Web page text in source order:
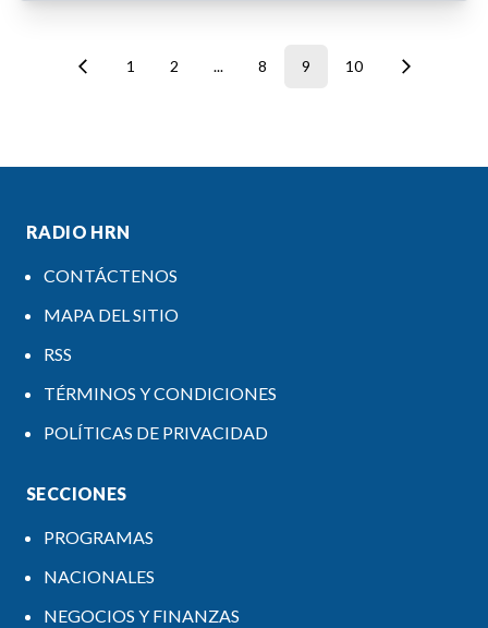
1 2 ... 8 9 10
RADIO HRN
CONTÁCTENOS
MAPA DEL SITIO
RSS
TÉRMINOS Y CONDICIONES
POLÍTICAS DE PRIVACIDAD
SECCIONES
PROGRAMAS
NACIONALES
NEGOCIOS Y FINANZAS